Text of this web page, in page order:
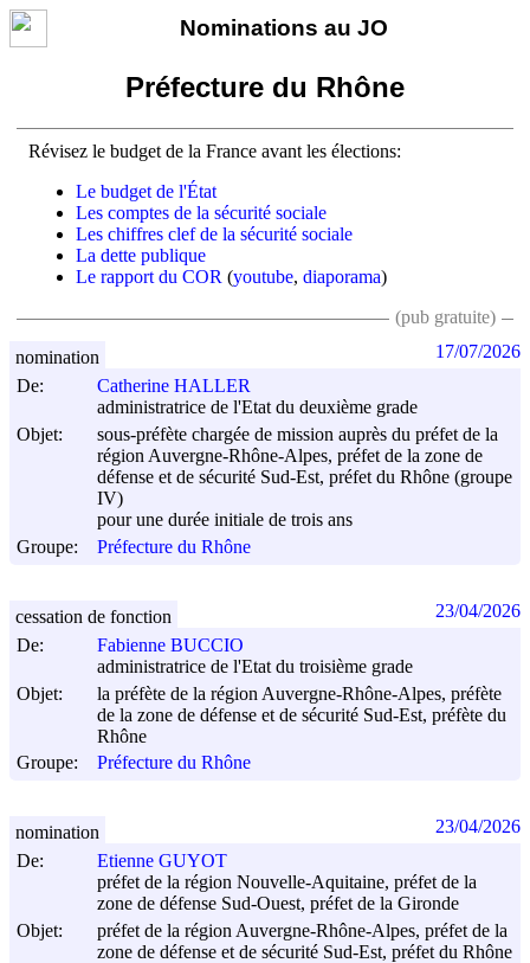
Nominations au JO
Préfecture du Rhône
Révisez le budget de la France avant les élections:
Le budget de l'État
Les comptes de la sécurité sociale
Les chiffres clef de la sécurité sociale
La dette publique
Le rapport du COR (youtube, diaporama)
(pub gratuite)
De:
Catherine HALLER
administratrice de l'Etat du deuxième grade
Objet:
sous-préfète chargée de mission auprès du préfet de la
région Auvergne-Rhône-Alpes, préfet de la zone de
défense et de sécurité Sud-Est, préfet du Rhône (groupe
IV)
pour une durée initiale de trois ans
Groupe:
Préfecture du Rhône
nomination 17/07/2026
De:
Fabienne BUCCIO
administratrice de l'Etat du troisième grade
Objet:
la préfète de la région Auvergne-Rhône-Alpes, préfète
de la zone de défense et de sécurité Sud-Est, préfète du
Rhône
Groupe:
Préfecture du Rhône
cessation de fonction 23/04/2026
De:
Etienne GUYOT
préfet de la région Nouvelle-Aquitaine, préfet de la
zone de défense Sud-Ouest, préfet de la Gironde
Objet:
préfet de la région Auvergne-Rhône-Alpes, préfet de la
zone de défense et de sécurité Sud-Est, préfet du Rhône
nomination 23/04/2026